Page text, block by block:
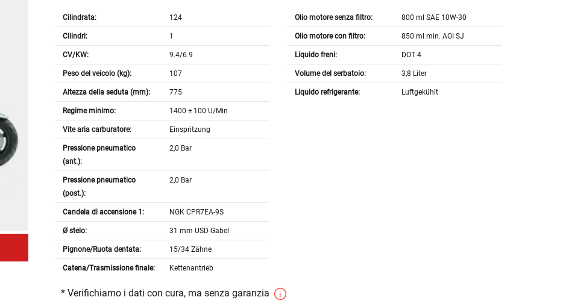
Cilindrata: 124
Cilindri: 1
CV/KW: 9.4/6.9
Peso del veicolo (kg): 107
Altezza della seduta (mm): 775
Regime minimo: 1400 ± 100 U/Min
Vite aria carburatore: Einspritzung
Pressione pneumatico
(ant.):
2,0 Bar
Pressione pneumatico
(post.):
2,0 Bar
Candela di accensione 1: NGK CPR7EA-9S
Ø stelo: 31 mm USD-Gabel
Pignone/Ruota dentata: 15/34 Zähne
Catena/Trasmissione finale: Kettenantrieb
Olio motore senza filtro: 800 ml SAE 10W-30
Olio motore con filtro: 850 ml min. AOI SJ
Liquido freni: DOT 4
Volume del serbatoio: 3,8 Liter
Liquido refrigerante: Luftgekühlt
* Verifichiamo i dati con cura, ma senza garanzia